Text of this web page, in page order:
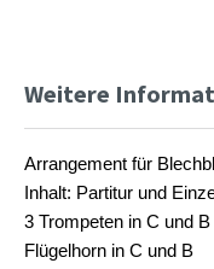
Weitere
Arrangement für
Inhalt: Partitur und
3 Trompeten in C und B
Flügelhorn in C und B